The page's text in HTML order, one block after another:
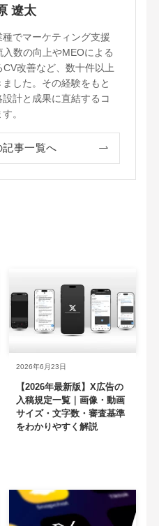
遼太
でマーケティング支援
数の向上やMEOによる
改善など、数十件以上
した。その経験をもと
計と成果に直結するコ
。
記事一覧へ
【2026年最新版】X広告の
入稿規定一覧｜画像・動画
サイズ・文字数・審査基準
をわかりやすく解説
2026年6月23日